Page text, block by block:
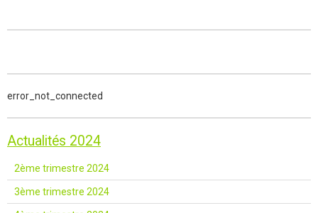
error_not_connected
Actualités 2024
2ème trimestre 2024
3ème trimestre 2024